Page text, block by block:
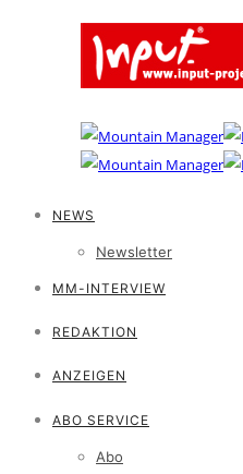
NEWS
Newsletter
MM-INTERVIEW
REDAKTION
ANZEIGEN
ABO SERVICE
Abo